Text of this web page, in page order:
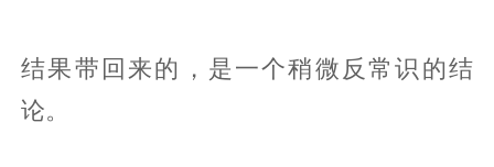
结果带回来的，是一个稍微反常识的结
论。